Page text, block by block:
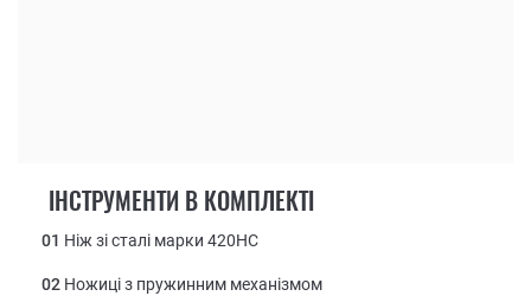
ІНСТРУМЕНТИ В КОМПЛЕКТІ
01 Ніж зі сталі марки 420HC
02 Ножиці з пружинним механізмом